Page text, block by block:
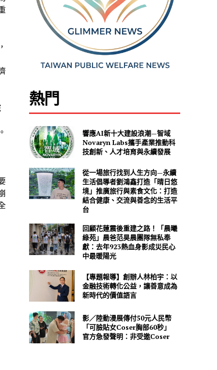
熱門
響應AI新十大建設浪潮—智域
Novaryn Labs攜手產業推動科
技創新、人才培育與永續發展
從一場旅行找到人生方向—永續
生活倡導者劉鴻鑫打造「晴日悠
境」推廣旅行與素食文化：打造
結合健康、交流與善念的生活平
台
回顧花蓮震後重建之路！「晨曦
綠苑」晨爸范昊晨團隊無私奉
獻：去年923熱血身影成災民心
中最暖陽光
【專題報導】創辦人林柏宇：以
金融技術轉化公益，讓善意成為
新時代的價值語言
影／陸動漫展傳付50元人民幣
「可臉貼女Coser胸部60秒」
官方急發聲明：非受邀Coser